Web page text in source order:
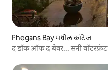
Phegans Bay मधील कॉटेज
द डॉक ऑफ द बेवर... सनी वॉटरफ्रंट